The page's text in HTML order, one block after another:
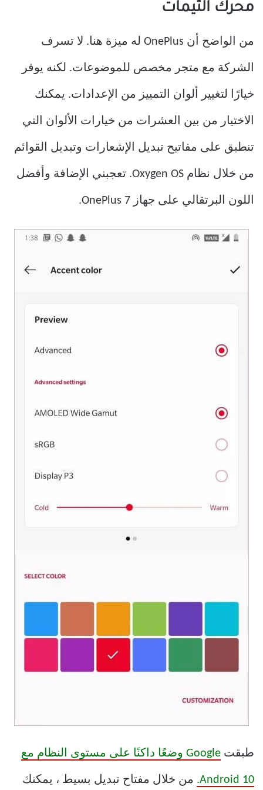
محرك الثيمات
من الواضح أن OnePlus له ميزة هنا. لا تسرف
الشركة مع متجر مخصص للموضوعات. لكنه يوفر
خيارًا لتغيير ألوان التمييز من الإعدادات. يمكنك
الاختيار من بين العشرات من خيارات الألوان التي
تنطبق على مفاتيح تبديل الإشعارات وتبديل القوائم
من خلال نظام Oxygen OS. تعجبني الإضافة وأفضل
اللون البرتقالي على جهاز OnePlus 7.
طبقت Google وضعًا داكنًا على مستوى النظام مع
Android 10. من خلال مفتاح تبديل بسيط ، يمكنك